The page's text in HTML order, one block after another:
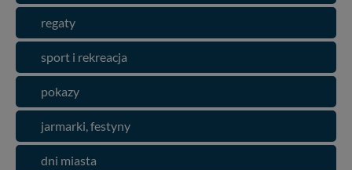
regaty
sport i rekreacja
pokazy
jarmarki, festyny
dni miasta